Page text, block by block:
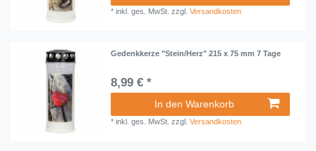
*inkl. ges. MwSt. zzgl.Versandkosten
Gedenkkerze "Stein/Herz" 215 x 75 mm 7 Tage
8,99 € *
In den Warenkorb
*inkl. ges. MwSt. zzgl.Versandkosten